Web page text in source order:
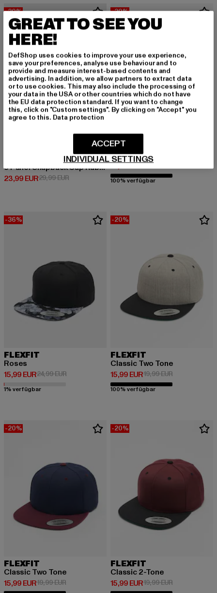
-20%
5 Panel Snapback Cap Rubber Aztek
23,99 EUR
Derzeitiger Preis: 23,99 EUR
29,99 EURAktionspreis: 29,99 EUR
-20%
FLEXFIT
Classic Two Tone
15,99 EUR
Derzeitiger Preis: 15,99 EUR
19,99 EUR
100% verfügbar
-36%
FLEXFIT
Roses
15,99 EUR
Derzeitiger Preis: 15,99 EUR
24,99 EURAktionspreis: 24,99 EUR
1% verfügbar
-20%
FLEXFIT
Classic Two Tone
15,99 EUR
Derzeitiger Preis: 15,99 EUR
19,99 EURAktionspreis:
100% verfügbar
-20%
FLEXFIT
Classic Two Tone
15,99 EUR
Derzeitiger Preis: 15,99 EUR
19,99 EURAktionspreis: 19,99 EUR
-20%
FLEXFIT
Classic 2-Tone
15,99 EUR
Derzeitiger Preis: 15,99 EUR
19,99 EURAktionspreis:
GREAT TO SEE YOU
HERE!
DefShop uses cookies to improve your use experience,
save your preferences, analyse use behaviour and to
provide and measure interest-based contents and
advertising. In addition, we allow partners to extract data
or to use cookies. This may also include the processing of
your data in the USA or other countries which do not have
the EU data protection standard. If you want to change
this, click on "Custom settings". By clicking on "Accept" you
agree to this. Data protection
INDIVIDUAL SETTINGS
ACCEPT